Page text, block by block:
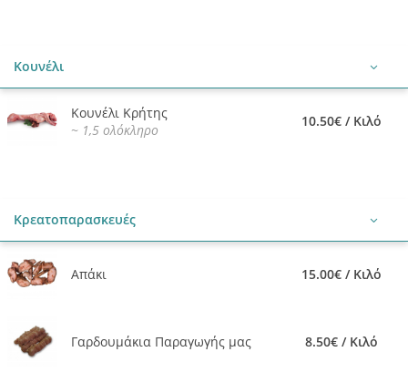
Κουνέλι
Κουνέλι Κρήτης
~ 1,5 ολόκληρο
10.50€ / Κιλό
Κρεατοπαρασκευές
Απάκι 15.00€ / Κιλό
Γαρδουμάκια Παραγωγής μας 8.50€ / Κιλό